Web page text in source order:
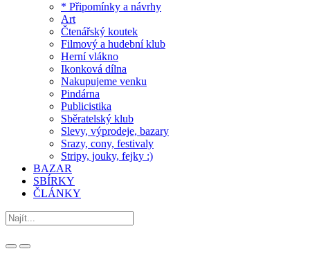
* Připomínky a návrhy
Art
Čtenářský koutek
Filmový a hudební klub
Herní vlákno
Ikonková dílna
Nakupujeme venku
Pindárna
Publicistika
Sběratelský klub
Slevy, výprodeje, bazary
Srazy, cony, festivaly
Stripy, jouky, fejky :)
BAZAR
SBÍRKY
ČLÁNKY